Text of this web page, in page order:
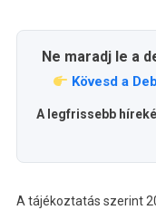
Ne maradj le a
Kövesd a
A legfrissebb
A tájékoztatás szerint